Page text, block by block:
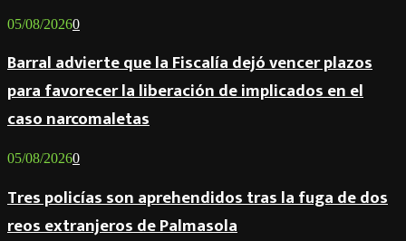
05/08/20260
Barral advierte que la Fiscalía dejó vencer plazos
para favorecer la liberación de implicados en el
caso narcomaletas
05/08/20260
Tres policías son aprehendidos tras la fuga de dos
reos extranjeros de Palmasola